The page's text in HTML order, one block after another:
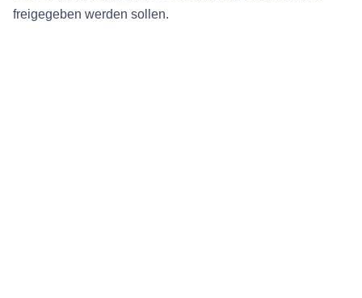
freigegeben werden sollen.